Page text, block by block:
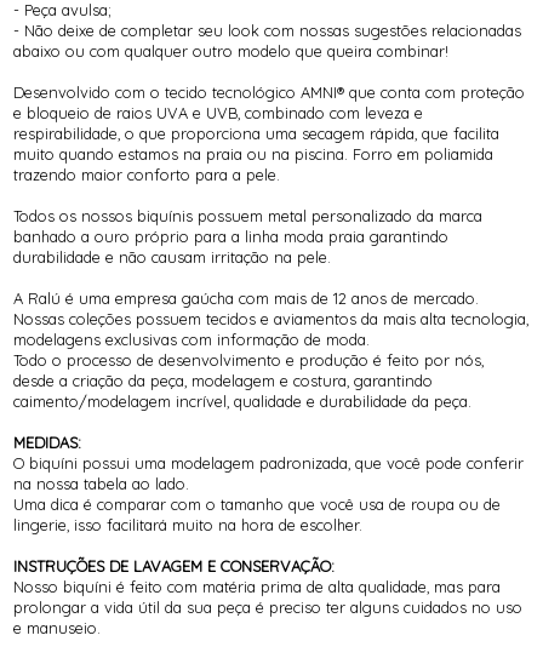
- Peça avulsa;
- Não deixe de completar seu look com nossas sugestões relacionadas
abaixo ou com qualquer outro modelo que queira combinar!
Desenvolvido com o tecido tecnológico AMNI® que conta com proteção
e bloqueio de raios UVA e UVB, combinado com leveza e
respirabilidade, o que proporciona uma secagem rápida, que facilita
muito quando estamos na praia ou na piscina. Forro em poliamida
trazendo maior conforto para a pele.
Todos os nossos biquínis possuem metal personalizado da marca
banhado a ouro próprio para a linha moda praia garantindo
durabilidade e não causam irritação na pele.
A Ralú é uma empresa gaúcha com mais de 12 anos de mercado.
Nossas coleções possuem tecidos e aviamentos da mais alta tecnologia,
modelagens exclusivas com informação de moda.
Todo o processo de desenvolvimento e produção é feito por nós,
desde a criação da peça, modelagem e costura, garantindo
caimento/modelagem incrível, qualidade e durabilidade da peça.
MEDIDAS:
O biquíni possui uma modelagem padronizada, que você pode conferir
na nossa tabela ao lado.
Uma dica é comparar com o tamanho que você usa de roupa ou de
lingerie, isso facilitará muito na hora de escolher.
INSTRUÇÕES DE LAVAGEM E CONSERVAÇÃO:
Nosso biquíni é feito com matéria prima de alta qualidade, mas para
prolongar a vida útil da sua peça é preciso ter alguns cuidados no uso
e manuseio.